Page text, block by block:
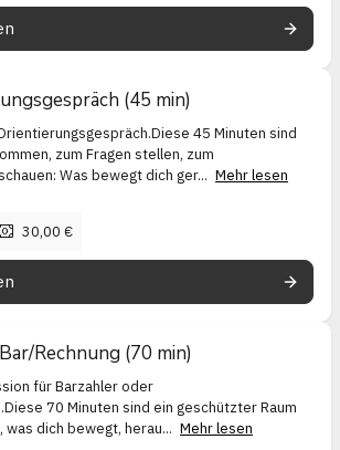
(45 min)
45 Minuten sind
zum Fragen stellen, zum
Was bewegt dich ger... Mehr lesen
30,00 €
Rechnung (70 min)
für Barzahler oder
70 Minuten sind ein geschützter Raum
dich bewegt, herau... Mehr lesen